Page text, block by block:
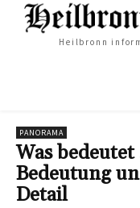
Heilbronn
PANORAMA
Was bedeutet
Bedeutung
Detail